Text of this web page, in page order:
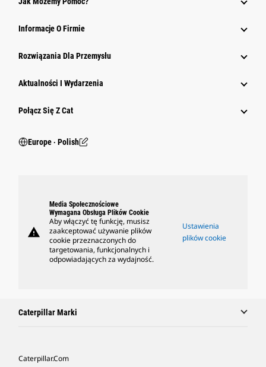
Informacje O Firmie
Rozwiązania Dla Przemysłu
Aktualności I Wydarzenia
Połącz Się Z Cat
Europe ‧ Polish
warning
Media Społecznościowe
Wymagana Obsługa Plików Cookie
Aby włączyć tę funkcję, musisz
zaakceptować używanie plików
cookie przeznaczonych do
targetowania, funkcjonalnych i
odpowiadających za wydajność.
Ustawienia
plików cookie
Caterpillar Marki
Caterpillar.com